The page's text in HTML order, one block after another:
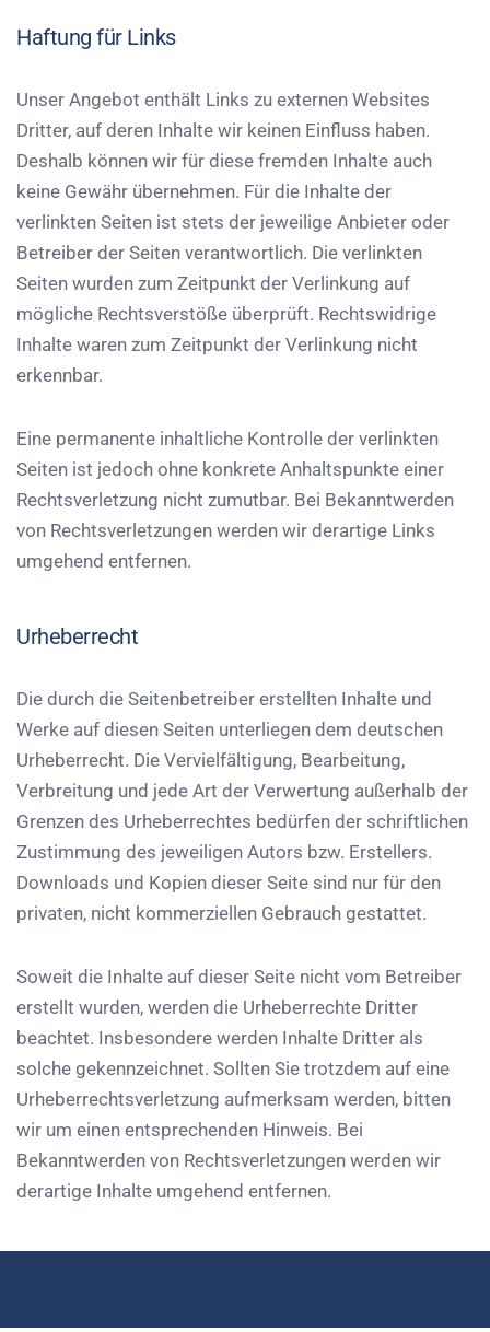
Haftung für Links
Unser Angebot enthält Links zu externen Websites
Dritter, auf deren Inhalte wir keinen Einfluss haben.
Deshalb können wir für diese fremden Inhalte auch
keine Gewähr übernehmen. Für die Inhalte der
verlinkten Seiten ist stets der jeweilige Anbieter oder
Betreiber der Seiten verantwortlich. Die verlinkten
Seiten wurden zum Zeitpunkt der Verlinkung auf
mögliche Rechtsverstöße überprüft. Rechtswidrige
Inhalte waren zum Zeitpunkt der Verlinkung nicht
erkennbar.
Eine permanente inhaltliche Kontrolle der verlinkten
Seiten ist jedoch ohne konkrete Anhaltspunkte einer
Rechtsverletzung nicht zumutbar. Bei Bekanntwerden
von Rechtsverletzungen werden wir derartige Links
umgehend entfernen.
Urheberrecht
Die durch die Seitenbetreiber erstellten Inhalte und
Werke auf diesen Seiten unterliegen dem deutschen
Urheberrecht. Die Vervielfältigung, Bearbeitung,
Verbreitung und jede Art der Verwertung außerhalb der
Grenzen des Urheberrechtes bedürfen der schriftlichen
Zustimmung des jeweiligen Autors bzw. Erstellers.
Downloads und Kopien dieser Seite sind nur für den
privaten, nicht kommerziellen Gebrauch gestattet.
Soweit die Inhalte auf dieser Seite nicht vom Betreiber
erstellt wurden, werden die Urheberrechte Dritter
beachtet. Insbesondere werden Inhalte Dritter als
solche gekennzeichnet. Sollten Sie trotzdem auf eine
Urheberrechtsverletzung aufmerksam werden, bitten
wir um einen entsprechenden Hinweis. Bei
Bekanntwerden von Rechtsverletzungen werden wir
derartige Inhalte umgehend entfernen.